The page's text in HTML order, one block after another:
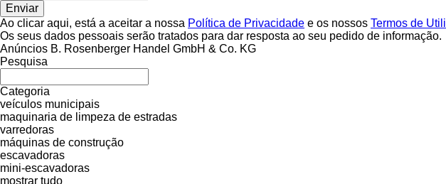
Ao clicar aqui, está a aceitar a nossa Política de Privacidade e os nossos Termos de
Os seus dados pessoais serão tratados para dar resposta ao seu pedido de informação.
Anúncios B. Rosenberger Handel GmbH & Co. KG
Pesquisa
Categoria
veículos municipais
maquinaria de limpeza de estradas
varredoras
máquinas de construção
escavadoras
mini-escavadoras
mostrar tudo